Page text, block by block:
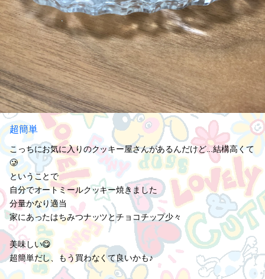
超簡単
こっちにお気に入りのクッキー屋さんがあるんだけど...結構高くて
🥲
ということで
自分でオートミールクッキー焼きました
分量かなり適当
家にあったはちみつナッツとチョコチップ少々
美味しい😋
超簡単だし、もう買わなくて良いかも♪